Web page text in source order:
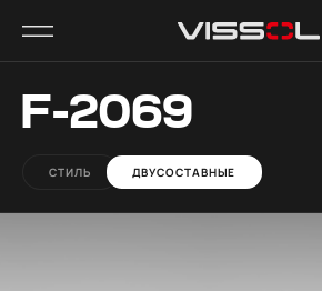
F-2069
СТИЛЬ ДВУСОСТАВНЫЕ